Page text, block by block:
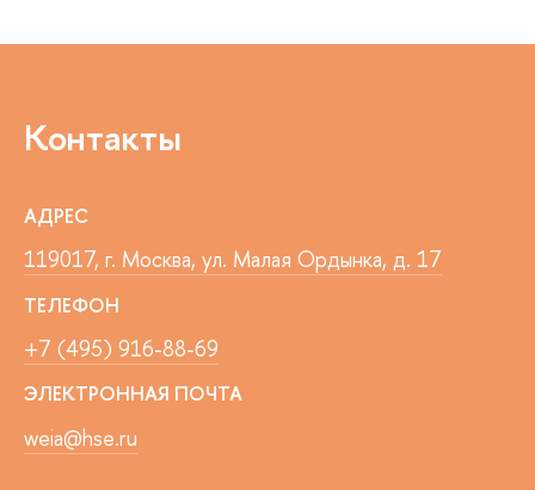
Контакты
АДРЕС
119017, г. Москва, ул. Малая Ордынка, д. 17
ТЕЛЕФОН
+7 (495) 916-88-69
ЭЛЕКТРОННАЯ ПОЧТА
weia@hse.ru